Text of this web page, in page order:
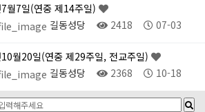
월7일(연중 제14주일)
길동성당
2418 07-03
월20일(연중 제29주일, 전교주일)
길동성당
2368 10-18